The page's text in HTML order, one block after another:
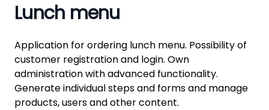
Lunch menu
Application for ordering lunch menu. Possibility of
customer registration and login. Own
administration with advanced functionality.
Generate individual steps and forms and manage
products, users and other content.